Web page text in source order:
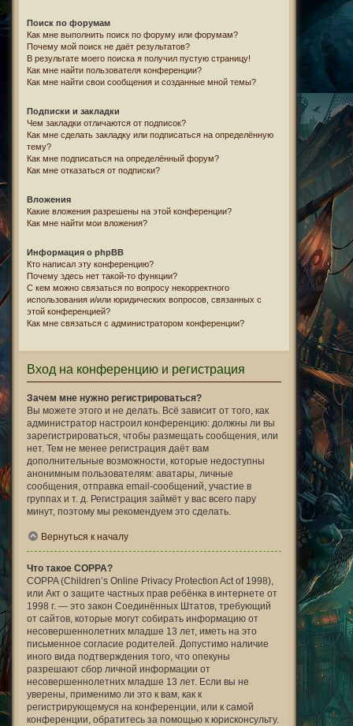
Поиск по форумам
Как мне выполнить поиск по форуму или форумам?
Почему мой поиск не даёт результатов?
В результате моего поиска я получил пустую страницу!
Как мне найти пользователя конференции?
Как мне найти свои сообщения и созданные мной темы?
Подписки и закладки
Чем закладки отличаются от подписок?
Как мне сделать закладку или подписаться на определённую
тему?
Как мне подписаться на определённый форум?
Как мне отказаться от подписки?
Вложения
Какие вложения разрешены на этой конференции?
Как мне найти мои вложения?
Информация о phpBB
Кто написал эту конференцию?
Почему здесь нет такой-то функции?
С кем можно связаться по вопросу некорректного
использования и/или юридических вопросов, связанных с
этой конференцией?
Как мне связаться с администратором конференции?
Вход на конференцию и регистрация
Зачем мне нужно регистрироваться?
Вы можете этого и не делать. Всё зависит от того, как
администратор настроил конференцию: должны ли вы
зарегистрироваться, чтобы размещать сообщения, или
нет. Тем не менее регистрация даёт вам
дополнительные возможности, которые недоступны
анонимным пользователям: аватары, личные
сообщения, отправка email-сообщений, участие в
группах и т. д. Регистрация займёт у вас всего пару
минут, поэтому мы рекомендуем это сделать.
Вернуться к началу
Что такое COPPA?
COPPA (Children’s Online Privacy Protection Act of 1998),
или Акт о защите частных прав ребёнка в интернете от
1998 г. — это закон Соединённых Штатов, требующий
от сайтов, которые могут собирать информацию от
несовершеннолетних младше 13 лет, иметь на это
письменное согласие родителей. Допустимо наличие
иного вида подтверждения того, что опекуны
разрешают сбор личной информации от
несовершеннолетних младше 13 лет. Если вы не
уверены, применимо ли это к вам, как к
регистрирующемуся на конференции, или к самой
конференции, обратитесь за помощью к юрисконсульту.